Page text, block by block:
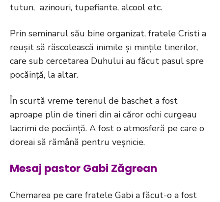
tutun, azinouri, tupefiante, alcool etc.
Prin seminarul său bine organizat, fratele Cristi a
reușit să răscolească inimile și mințile tinerilor,
care sub cercetarea Duhului au făcut pasul spre
pocăință, la altar.
În scurtă vreme terenul de baschet a fost
aproape plin de tineri din ai căror ochi curgeau
lacrimi de pocăință. A fost o atmosferă pe care o
doreai să rămână pentru veșnicie.
Mesaj pastor Gabi Zăgrean
Chemarea pe care fratele Gabi a făcut-o a fost